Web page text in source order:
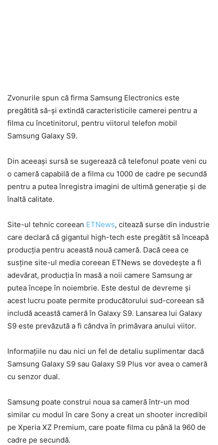
Zvonurile spun că firma Samsung Electronics este
pregătită să-și extindă caracteristicile camerei pentru a
filma cu încetinitorul, pentru viitorul telefon mobil
Samsung Galaxy S9.
Din aceeași sursă se sugerează că telefonul poate veni cu
o cameră capabilă de a filma cu 1000 de cadre pe secundă
pentru a putea înregistra imagini de ultimă generație și de
înaltă calitate.
Site-ul tehnic coreean ETNews, citează surse din industrie
care declară că gigantul high-tech este pregătit să înceapă
producția pentru această nouă cameră. Dacă ceea ce
susține site-ul media coreean ETNews se dovedește a fi
adevărat, producția în masă a noii camere Samsung ar
putea începe în noiembrie. Este destul de devreme și
acest lucru poate permite producătorului sud-coreean să
includă această cameră în Galaxy S9. Lansarea lui Galaxy
S9 este prevăzută a fi cândva în primăvara anului viitor.
Informațiile nu dau nici un fel de detaliu suplimentar dacă
Samsung Galaxy S9 sau Galaxy S9 Plus vor avea o cameră
cu senzor dual.
Samsung poate construi noua sa cameră într-un mod
similar cu modul în care Sony a creat un shooter incredibil
pe Xperia XZ Premium, care poate filma cu până la 960 de
cadre pe secundă.